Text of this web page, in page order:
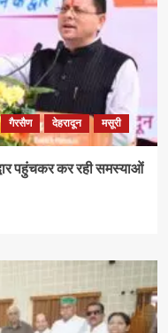
गैरसैण देहरादून मसूरी
पहुंचकर कर रही समस्याओं